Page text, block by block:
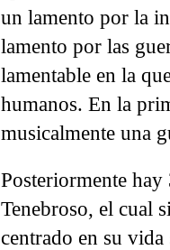
un lamento por la
lamento por las
lamentable en la
humanos. En la
musicalmente una
Posteriormente
Tenebroso, el cual
centrado en su